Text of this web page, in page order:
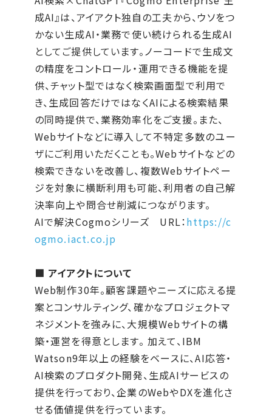
成AI』は、アイアクト独自の工夫から、ウソをつ
かない生成AI・業務で使い続けられる生成AI
としてご提供しています。ノーコードで生成文
の精度をコントロール・運用できる機能を提
供、チャット型ではなく検索画面型で利用で
き、生成回答だけではなくAIによる検索結果
の同時提供で、業務効率化をご支援。また、
Webサイトなどに導入して不特定多数のユー
ザにご利用いただくことも。Webサイトなどの
検索できないを改善し、複数Webサイトペー
ジを対象に横断利用も可能、利用者の自己解
決率向上や問合せ削減につながります。
AIで解決Cogmoシリーズ URL：https://c
ogmo.iact.co.jp
■ アイアクトについて
Web制作30年。顧客課題やニーズに応える提
案とコンサルティング、確かなプロジェクトマ
ネジメントを強みに、大規模Webサイトの構
築・運営を得意とします。 加えて、IBM
Watson9年以上の経験をベースに、AI応答・
AI検索のプロダクト開発、生成AIサービスの
提供を行っており、企業のWebやDXを進化さ
せる価値提供を行っています。